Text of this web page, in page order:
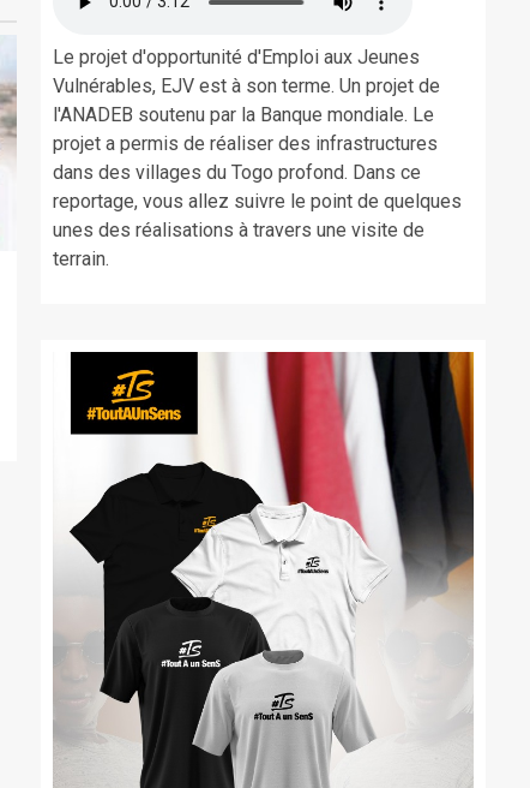
Le projet d'opportunité d'Emploi aux Jeunes
Vulnérables, EJV est à son terme. Un projet de
l'ANADEB soutenu par la Banque mondiale. Le
projet a permis de réaliser des infrastructures
dans des villages du Togo profond. Dans ce
reportage, vous allez suivre le point de quelques
unes des réalisations à travers une visite de
terrain.